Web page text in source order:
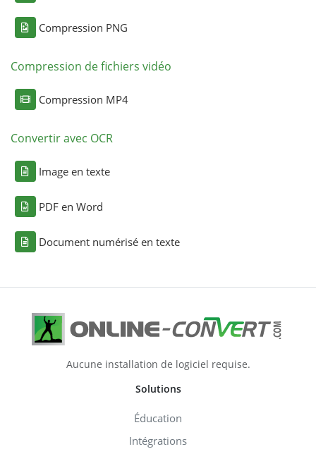
Compression PNG
Compression de fichiers vidéo
Compression MP4
Convertir avec OCR
Image en texte
PDF en Word
Document numérisé en texte
Aucune installation de logiciel requise.
Solutions
Éducation
Intégrations